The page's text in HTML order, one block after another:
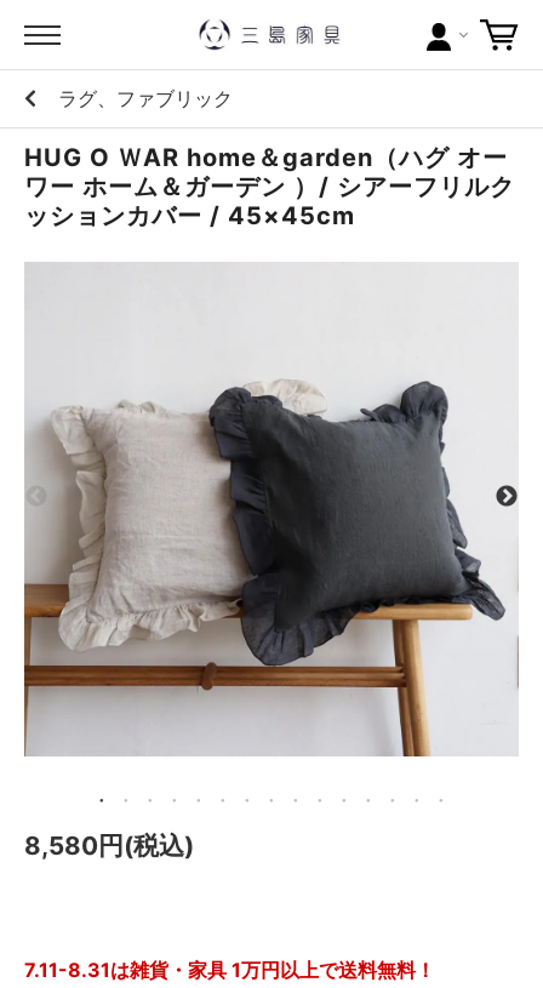
カテゴリー
ブランドから探す
問い合わせ
ポイントについて
配送料について
ラッピングについて
メールマガジン
Instagram
Facebook
ラグ、ファブリック
HUG O ＷAR home＆garden（ハグ オー
ワー ホーム＆ガーデン ）/ シアーフリルク
ッションカバー / 45×45cm
8,580円(税込)
7.11-8.31は雑貨・家具 1万円以上で送料無料！